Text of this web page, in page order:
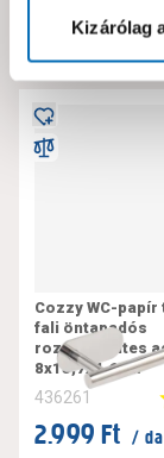
Kizárólag
Cozzy WC-papír
fali öntapadós
rozsdamentes
8x15,7x4,6cm
436261
2.999 Ft /